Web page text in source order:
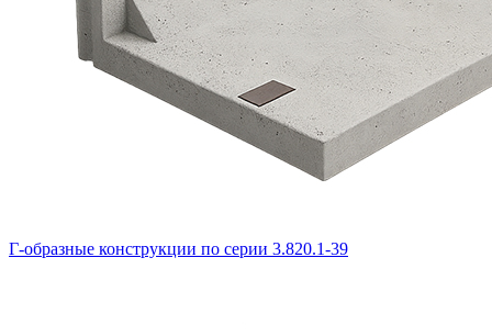
Г-образные конструкции по серии 3.820.1-39